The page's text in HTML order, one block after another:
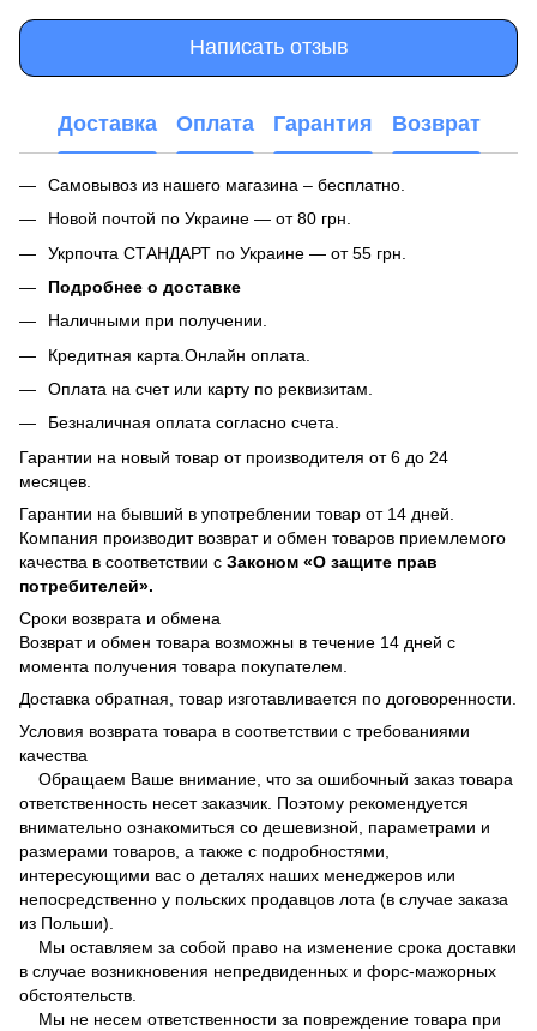
Написать отзыв
Доставка Оплата Гарантия Возврат
Самовывоз из нашего магазина – бесплатно.
Новой почтой по Украине — от 80 грн.
Укрпочта СТАНДАРТ по Украине — от 55 грн.
Подробнее о доставке
Наличными при получении.
Кредитная карта.Онлайн оплата.
Оплата на счет или карту по реквизитам.
Безналичная оплата согласно счета.
Гарантии на новый товар от производителя от 6 до 24
месяцев.
Гарантии на бывший в употреблении товар от 14 дней.
Компания производит возврат и обмен товаров приемлемого
качества в соответствии с Законом «О защите прав
потребителей».
Сроки возврата и обмена
Возврат и обмен товара возможны в течение 14 дней с
момента получения товара покупателем.
Доставка обратная, товар изготавливается по договоренности.
Условия возврата товара в соответствии с требованиями
качества
Обращаем Ваше внимание, что за ошибочный заказ товара
ответственность несет заказчик. Поэтому рекомендуется
внимательно ознакомиться со дешевизной, параметрами и
размерами товаров, а также с подробностями,
интересующими вас о деталях наших менеджеров или
непосредственно у польских продавцов лота (в случае заказа
из Польши).
Мы оставляем за собой право на изменение срока доставки
в случае возникновения непредвиденных и форс-мажорных
обстоятельств.
Мы не несем ответственности за повреждение товара при